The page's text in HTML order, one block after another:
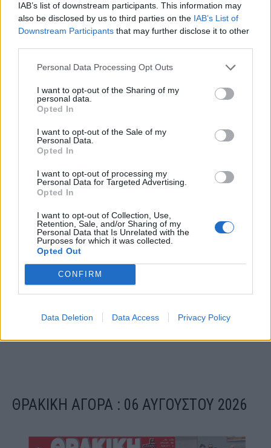
IAB’s list of downstream participants. This information may
also be disclosed by us to third parties on the IAB’s List of
Downstream Participants that may further disclose it to other
Personal Data Processing Opt Outs
I want to opt-out of the Sharing of my
personal data.
Opted In
I want to opt-out of the Sale of my
Personal Data.
Opted In
I want to opt-out of processing my
Personal Data for Targeted Advertising.
Opted In
I want to opt-out of Collection, Use,
Retention, Sale, and/or Sharing of my
Personal Data that Is Unrelated with the
Purposes for which it was collected.
Opted Out
CONFIRM
Data Deletion Data Access Privacy Policy
youtube
ΘΡΑΚΙΚΗ ΑΓΟΡΑ : 06 ΑΥΓΟΥΣΤΟΥ 2026